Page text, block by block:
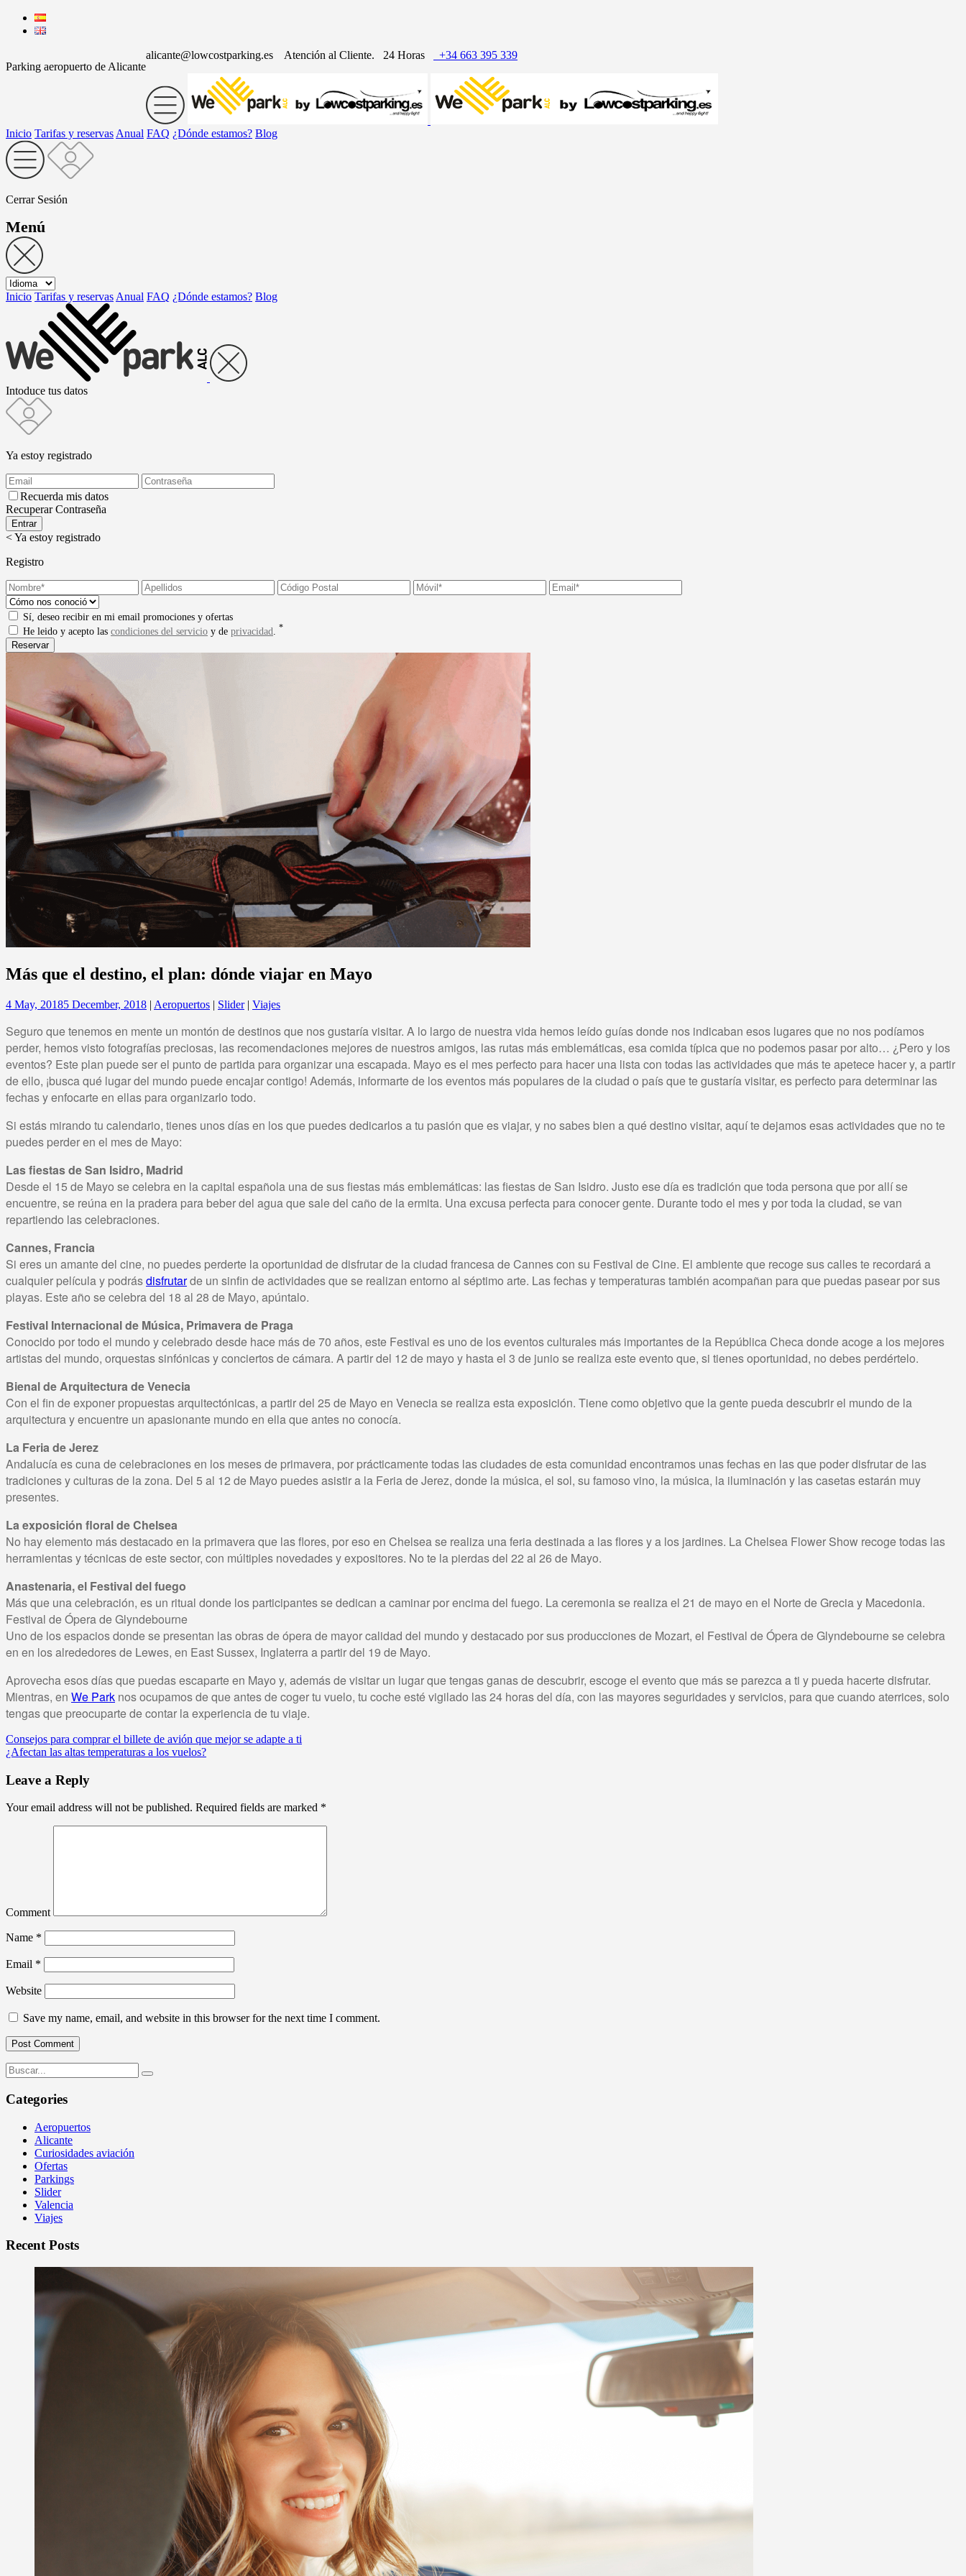
Parking aeropuerto de Alicante
alicante@lowcostparking.es Atención al Cliente. 24 Horas +34 663 395 339
Inicio Tarifas y reservas Anual FAQ ¿Dónde estamos? Blog
Cerrar Sesión
Menú
Inicio Tarifas y reservas Anual FAQ ¿Dónde estamos? Blog
Intoduce tus datos
Ya estoy registrado
Recuerda mis datos
Recuperar Contraseña
< Ya estoy registrado
Registro
Sí, deseo recibir en mi email promociones y ofertas
He leido y acepto las condiciones del servicio y de privacidad. *
Más que el destino, el plan: dónde viajar en Mayo
4 May, 20185 December, 2018 | Aeropuertos | Slider| Viajes
Seguro que tenemos en mente un montón de destinos que nos gustaría visitar. A lo largo de nuestra vida hemos leído guías donde nos indicaban esos lugares que no nos podíamos
perder, hemos visto fotografías preciosas, las recomendaciones mejores de nuestros amigos, las rutas más emblemáticas, esa comida típica que no podemos pasar por alto… ¿Pero y los
eventos? Este plan puede ser el punto de partida para organizar una escapada. Mayo es el mes perfecto para hacer una lista con todas las actividades que más te apetece hacer y, a partir
de ello, ¡busca qué lugar del mundo puede encajar contigo! Además, informarte de los eventos más populares de la ciudad o país que te gustaría visitar, es perfecto para determinar las
fechas y enfocarte en ellas para organizarlo todo.
Si estás mirando tu calendario, tienes unos días en los que puedes dedicarlos a tu pasión que es viajar, y no sabes bien a qué destino visitar, aquí te dejamos esas actividades que no te
puedes perder en el mes de Mayo:
Las fiestas de San Isidro, Madrid
Desde el 15 de Mayo se celebra en la capital española una de sus fiestas más emblemáticas: las fiestas de San Isidro. Justo ese día es tradición que toda persona que por allí se
encuentre, se reúna en la pradera para beber del agua que sale del caño de la ermita. Una excusa perfecta para conocer gente. Durante todo el mes y por toda la ciudad, se van
repartiendo las celebraciones.
Cannes, Francia
Si eres un amante del cine, no puedes perderte la oportunidad de disfrutar de la ciudad francesa de Cannes con su Festival de Cine. El ambiente que recoge sus calles te recordará a
cualquier película y podrásdisfrutarde un sinfin de actividades que se realizan entorno al séptimo arte. Las fechas y temperaturas también acompañan para que puedas pasear por sus
playas. Este año se celebra del 18 al 28 de Mayo, apúntalo.
Festival Internacional de Música, Primavera de Praga
Conocido por todo el mundo y celebrado desde hace más de 70 años, este Festival es uno de los eventos culturales más importantes de la República Checa donde acoge a los mejores
artistas del mundo, orquestas sinfónicas y conciertos de cámara. A partir del 12 de mayo y hasta el 3 de junio se realiza este evento que, si tienes oportunidad, no debes perdértelo.
Bienal de Arquitectura de Venecia
Con el fin de exponer propuestas arquitectónicas, a partir del 25 de Mayo en Venecia se realiza esta exposición. Tiene como objetivo que la gente pueda descubrir el mundo de la
arquitectura y encuentre un apasionante mundo en ella que antes no conocía.
La Feria de Jerez
Andalucía es cuna de celebraciones en los meses de primavera, por prácticamente todas las ciudades de esta comunidad encontramos unas fechas en las que poder disfrutar de las
tradiciones y culturas de la zona. Del 5 al 12 de Mayo puedes asistir a la Feria de Jerez, donde la música, el sol, su famoso vino, la música, la iluminación y las casetas estarán muy
presentes.
La exposición floral de Chelsea
No hay elemento más destacado en la primavera que las flores, por eso en Chelsea se realiza una feria destinada a las flores y a los jardines. La Chelsea Flower Show recoge todas las
herramientas y técnicas de este sector, con múltiples novedades y expositores. No te la pierdas del 22 al 26 de Mayo.
Anastenaria, el Festival del fuego
Más que una celebración, es un ritual donde los participantes se dedican a caminar por encima del fuego. La ceremonia se realiza el 21 de mayo en el Norte de Grecia y Macedonia.
Festival de Ópera de Glyndebourne
Uno de los espacios donde se presentan las obras de ópera de mayor calidad del mundo y destacado por sus producciones de Mozart, el Festival de Ópera de Glyndebourne se celebra
en en los alrededores de Lewes, en East Sussex, Inglaterra a partir del 19 de Mayo.
Aprovecha esos días que puedas escaparte en Mayo y, además de visitar un lugar que tengas ganas de descubrir, escoge el evento que más se parezca a ti y pueda hacerte disfrutar.
Mientras, en We Park nos ocupamos de que antes de coger tu vuelo, tu coche esté vigilado las 24 horas del día, con las mayores seguridades y servicios, para que cuando aterrices, solo
tengas que preocuparte de contar la experiencia de tu viaje.
Consejos para comprar el billete de avión que mejor se adapte a ti
¿Afectan las altas temperaturas a los vuelos?
Leave a Reply
Your email address will not be published. Required fields are marked *
Comment
Name *
Email *
Website
Save my name, email, and website in this browser for the next time I comment.
Categories
Aeropuertos
Alicante
Curiosidades aviación
Ofertas
Parkings
Slider
Valencia
Viajes
Recent Posts